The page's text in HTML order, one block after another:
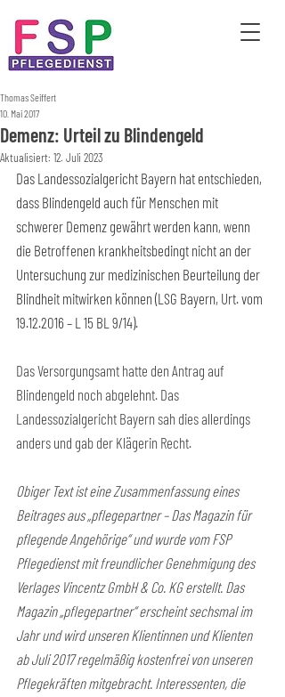
Demenz: Urteil zu Blindengeld
Thomas Seiffert
10. Mai 2017
Aktualisiert: 12. Juli 2023
Das Landessozialgericht Bayern hat entschieden,
dass Blindengeld auch für Menschen mit
schwerer Demenz gewährt werden kann, wenn
die Betroffenen krankheitsbedingt nicht an der
Untersuchung zur medizinischen Beurteilung der
Blindheit mitwirken können (LSG Bayern, Urt. vom
19.12.2016 – L 15 BL 9/14).
Das Versorgungsamt hatte den Antrag auf
Blindengeld noch abgelehnt. Das
Landessozialgericht Bayern sah dies allerdings
anders und gab der Klägerin Recht.
Obiger Text ist eine Zusammenfassung eines
Beitrages aus „pflegepartner – Das Magazin für
pflegende Angehörige“ und wurde vom FSP
Pflegedienst mit freundlicher Genehmigung des
Verlages Vincentz GmbH & Co. KG erstellt. Das
Magazin „pflegepartner“ erscheint sechsmal im
Jahr und wird unseren Klientinnen und Klienten
ab Juli 2017 regelmäßig kostenfrei von unseren
Pflegekräften mitgebracht. Interessenten, die